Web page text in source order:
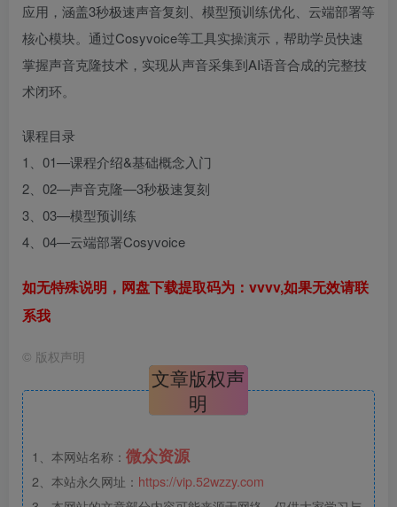
应用，涵盖3秒极速声音复刻、模型预训练优化、云端部署等
核心模块。通过Cosyvoice等工具实操演示，帮助学员快速
掌握声音克隆技术，实现从声音采集到AI语音合成的完整技
术闭环。
课程目录
1、01—课程介绍&基础概念入门
2、02—声音克隆—3秒极速复刻
3、03—模型预训练
4、04—云端部署Cosyvoice
如无特殊说明，网盘下载提取码为：vvvv,如果无效请联
系我
© 版权声明
文章版权声
明
1、本网站名称： 微众资源
2、本站永久网址： https://vip.52wzzy.com